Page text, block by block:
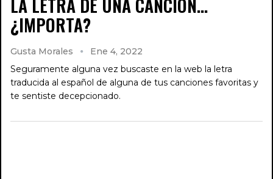
LA LETRA DE UNA CANCIÓN…
¿IMPORTA?
Gusta Morales
Ene 4, 2022
Seguramente alguna vez buscaste en la web la letra
traducida al español de alguna de tus canciones favoritas y
te sentiste decepcionado.